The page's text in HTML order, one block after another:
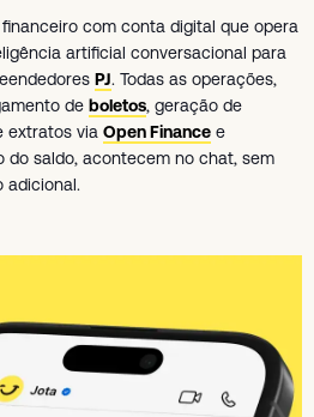
com conta digital que opera
artificial conversacional para
PJ. Todas as operações,
de boletos, geração de
extratos via Open Finance e
do saldo, acontecem no chat, sem
adicional.